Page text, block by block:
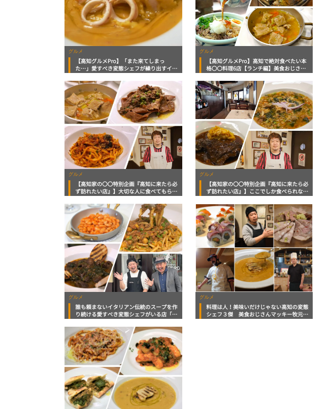
グルメ
【高知グルメPro】「また来てしまっ
た…」愛すべき変態シェフが繰り出すイタ
ロドーロ」フードジャーナリスト・マッキ
ー牧元の高知満腹日記
グルメ
【高知グルメPro】高知で絶対食べたい本
格〇〇料理6店【ランチ編】美食おじさん
グルメ
【高知家の〇〇特別企画『高知に来たら必
ず訪れたい店』】大切な人に食べてもらい
「トラットリア トロドーロ」美食おじさ
んマッキー牧元の高知満腹日記
グルメ
【高知家の〇〇特別企画『高知に来たら必
ず訪れたい店』】ここでしか食べられない
ロドーロ」美食おじさんマッキー牧元の高
知満腹日記
グルメ
誰も頼まないイタリアン伝統のスープを作
り続ける愛すべき変態シェフがいる店「ト
ッキー牧元の高知満腹日記
グルメ
料理は人！美味いだけじゃない高知の変態
シェフ３傑 美食おじさんマッキー牧元の